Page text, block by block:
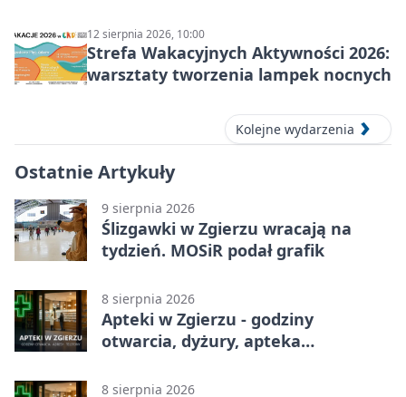
12 sierpnia 2026, 10:00
Strefa Wakacyjnych Aktywności 2026:
warsztaty tworzenia lampek nocnych
Kolejne wydarzenia
Ostatnie Artykuły
9 sierpnia 2026
Ślizgawki w Zgierzu wracają na
tydzień. MOSiR podał grafik
8 sierpnia 2026
Apteki w Zgierzu - godziny
otwarcia, dyżury, apteka
8 sierpnia 2026